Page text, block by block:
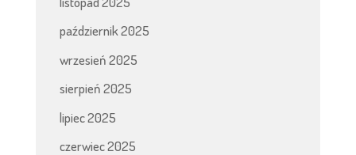
październik 2025
wrzesień 2025
sierpień 2025
lipiec 2025
czerwiec 2025